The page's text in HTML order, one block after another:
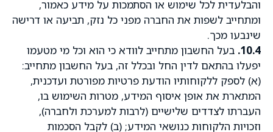
והבלעדית לכל שימוש או הסתמכות על מידע כאמור,
ומתחייב לשפות את החברה מפני כל נזק, תביעה או דרישה
שינבעו מכך.
10.4. בעל החשבון מתחייב לוודא כי הוא וכל מי מטעמו
יפעלו בהתאם לדין החל ובכלל זה, בעל החשבון מתחייב:
(א) לספק ללקוחותיו הודעת פרטיות מפורטת ועדכנית,
המתארת את אופן איסוף המידע, מטרות השימוש בו,
העברתו לצדדים שלישיים (לרבות למערכת ולחברה),
וזכויות הלקוחות כנושאי המידע; (ב) לקבל הסכמות